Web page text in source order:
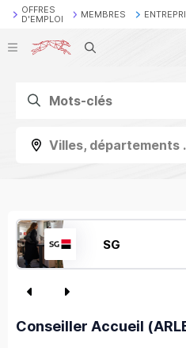
OFFRES
D'EMPLOI
MEMBRES
Recherche
Villes, départements
SG
Conseiller Accueil